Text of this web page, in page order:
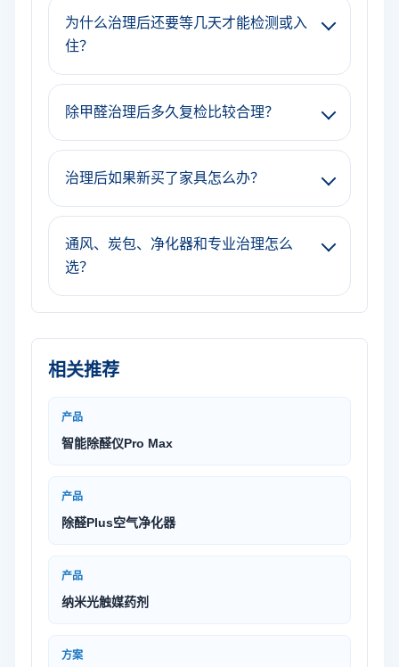
为什么治理后还要等几天才能检测或入
住？
除甲醛治理后多久复检比较合理？
治理后如果新买了家具怎么办？
通风、炭包、净化器和专业治理怎么
选？
相关推荐
产品
智能除醛仪Pro Max
产品
除醛Plus空气净化器
产品
纳米光触媒药剂
方案